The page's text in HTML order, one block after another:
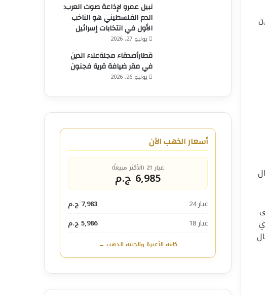
نبيل عمرو لإذاعة صوت العرب:
الدم الفلسطيني هو الناخب
الأول في انتخابات إسرائيل
يوليو 27, 2026
قطارأصدقاء مجلةعلاء الدين
في مقر ضيافة قرية فجنون
يوليو 26, 2026
أسعار الذهب الآن
عيار 21 (الأكثر مبيعاً)
6,985 ج.م
عيار 24
7,983 ج.م
عيار 18
5,986 ج.م
كافة الأعيرة والجنيه الذهب ←